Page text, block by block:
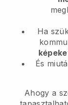
Ha
És
Ahogy a